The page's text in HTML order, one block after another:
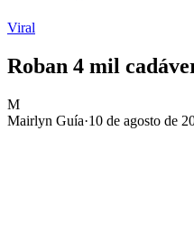
Viral
Roban 4 mil
M
Mairlyn Guía·10 de agosto de